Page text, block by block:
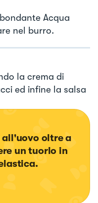
Acqua
nel burro.
la crema di
ed infine la salsa
all'uovo oltre a
un tuorlo in